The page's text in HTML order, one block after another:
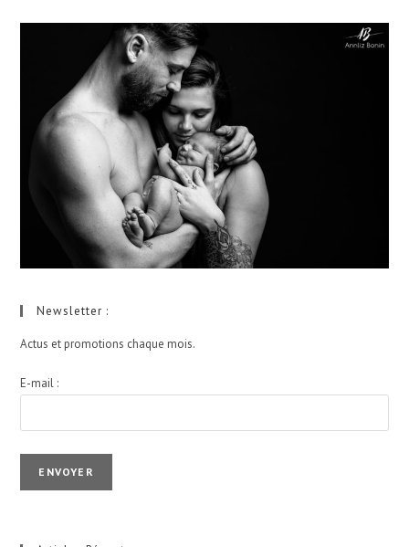
Newsletter :
Actus et promotions chaque mois.
E-mail :